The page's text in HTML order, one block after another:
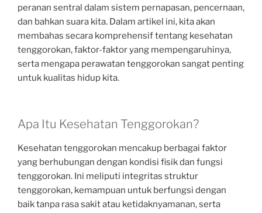
peranan sentral dalam sistem pernapasan, pencernaan,
dan bahkan suara kita. Dalam artikel ini, kita akan
membahas secara komprehensif tentang kesehatan
tenggorokan, faktor-faktor yang mempengaruhinya,
serta mengapa perawatan tenggorokan sangat penting
untuk kualitas hidup kita.
Apa Itu Kesehatan Tenggorokan?
Kesehatan tenggorokan mencakup berbagai faktor
yang berhubungan dengan kondisi fisik dan fungsi
tenggorokan. Ini meliputi integritas struktur
tenggorokan, kemampuan untuk berfungsi dengan
baik tanpa rasa sakit atau ketidaknyamanan, serta